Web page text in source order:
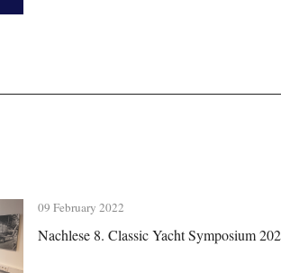
09 February 2022
Nachlese 8. Classic Yacht Symposium